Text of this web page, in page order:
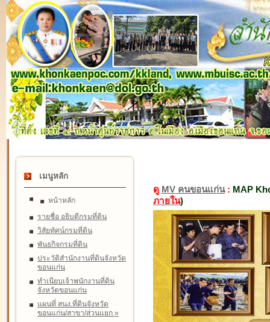
เมนูหลัก
หน้าหลัก
รายชื่อ อธิบดีกรมที่ดิน
วิสัยทัศน์กรมที่ดิน
พันธกิจกรมที่ดิน
ประวัติสำนักงานที่ดินจังหวัด
ขอนแก่น
ทำเนียบเจ้าพนักงานที่ดิน
จังหวัดขอนแก่น
แผนที่ สนง.ที่ดินจังหวัด
ขอนแก่น/สาขา/ส่วนแยก »
ดู MV คนขอนแก่น: MAP
ภายใน)